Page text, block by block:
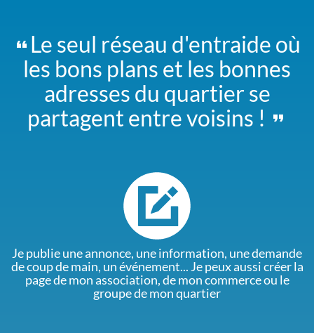
Le seul réseau d'entraide où
les bons plans et les bonnes
adresses du quartier se
partagent entre voisins !
Je publie une annonce, une information, une demande
de coup de main, un événement... Je peux aussi créer la
page de mon association, de mon commerce ou le
groupe de mon quartier